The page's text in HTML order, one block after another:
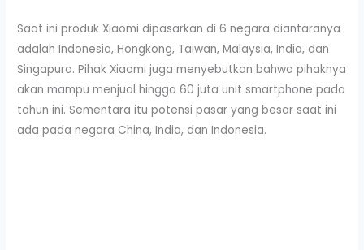
Saat ini produk Xiaomi dipasarkan di 6 negara diantaranya
adalah Indonesia, Hongkong, Taiwan, Malaysia, India, dan
Singapura. Pihak Xiaomi juga menyebutkan bahwa pihaknya
akan mampu menjual hingga 60 juta unit smartphone pada
tahun ini. Sementara itu potensi pasar yang besar saat ini
ada pada negara China, India, dan Indonesia.